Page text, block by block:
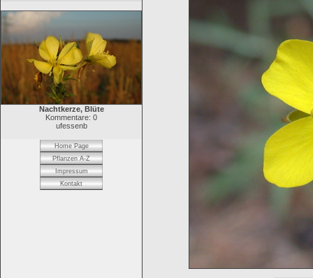
Nachtkerze, Blüte
Kommentare: 0
ufessenb
Home Page
Pflanzen A-Z
Impressum
Kontakt